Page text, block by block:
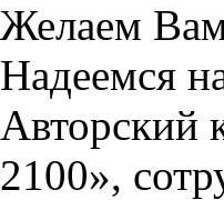
Желаем Вам
Надеемся
Авторский
2100»,